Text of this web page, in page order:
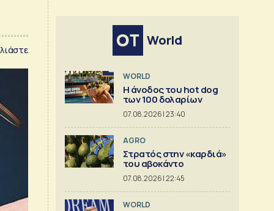
World
WORLD
Η άνοδος του hot dog
των 100 δολαρίων
07.08.2026 | 23:40
AGRO
Στρατός στην «καρδιά»
του αβοκάντο
07.08.2026 | 22:45
WORLD